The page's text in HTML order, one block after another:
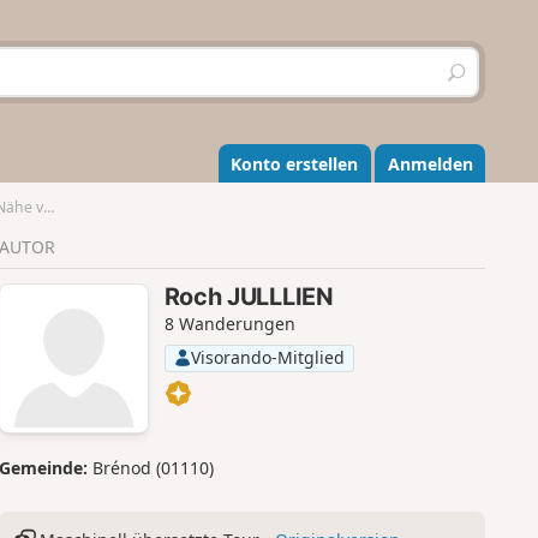
S
u
h
e
n
Konto erstellen Anmelden
Arras
AUTOR
Roch JULLLIEN
8 Wanderungen
Visorando-Mitglied
Gemeinde: Brénod (01110)